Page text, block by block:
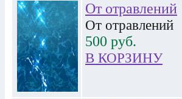
От отравлений
От отравлений
500 руб.
В КОРЗИНУ